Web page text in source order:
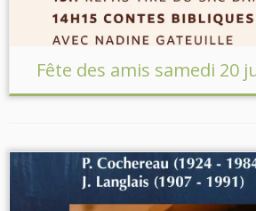
Fête des amis samedi 20